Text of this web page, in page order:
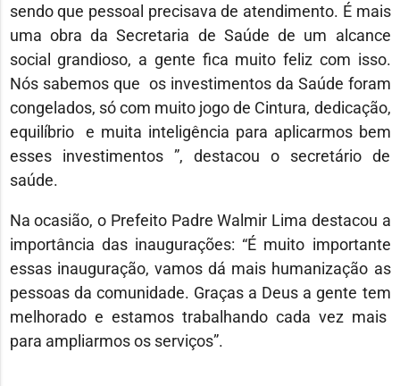
sendo que pessoal precisava de atendimento. É mais
uma obra da Secretaria de Saúde de um alcance
social grandioso, a gente fica muito feliz com isso.
Nós sabemos que os investimentos da Saúde foram
congelados, só com muito jogo de Cintura, dedicação,
equilíbrio e muita inteligência para aplicarmos bem
esses investimentos ”, destacou o secretário de
saúde.
Na ocasião, o Prefeito Padre Walmir Lima destacou a
importância das inaugurações: “É muito importante
essas inauguração, vamos dá mais humanização as
pessoas da comunidade. Graças a Deus a gente tem
melhorado e estamos trabalhando cada vez mais
para ampliarmos os serviços”.